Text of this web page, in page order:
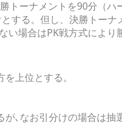
トーナメントを90分（
する。但し、決勝トー
場合はPK戦方式により
上位とする。
､なお引分けの場合は抽